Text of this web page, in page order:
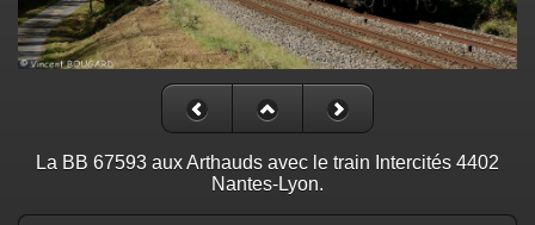
La BB 67593 aux Arthauds avec le train Intercités 4402
Nantes-Lyon.